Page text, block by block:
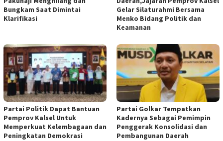
Bungkam Saat Dimintai
Klarifikasi
Gelar Silaturahmi Bersama
Menko Bidang Politik dan
Keamanan
Partai Politik Dapat Bantuan
Pemprov Kalsel Untuk
Memperkuat Kelembagaan dan
Peningkatan Demokrasi
Partai Golkar Tempatkan
Kadernya Sebagai Pemimpin
Penggerak Konsolidasi dan
Pembangunan Daerah